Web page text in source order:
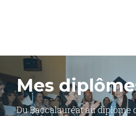
Mes
Du Baccalauréat au diplôme